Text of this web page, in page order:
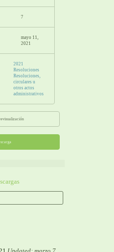
7
mayo 11,
2021
2021
Resoluciones
Resoluciones,
circulares u
otros actos
administrativos